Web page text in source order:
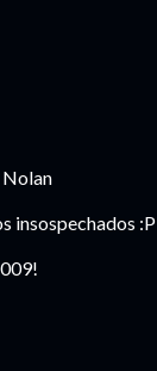
Nolan
insospechados :P